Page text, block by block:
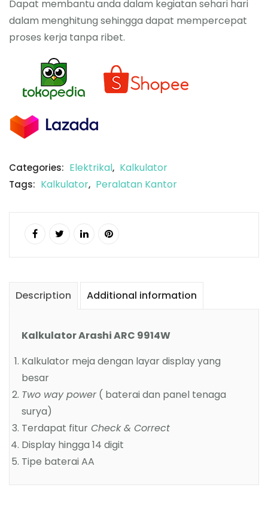
Dapat membantu anda dalam kegiatan sehari hari
dalam menghitung sehingga dapat mempercepat
proses kerja tanpa ribet.
Categories: Elektrikal, Kalkulator
Tags: Kalkulator, Peralatan Kantor
Description Additional information
Kalkulator Arashi ARC 9914W
Kalkulator meja dengan layar display yang
besar
Two way power( baterai dan panel tenaga
surya)
Terdapat fitur Check & Correct
Display hingga 14 digit
Tipe baterai AA